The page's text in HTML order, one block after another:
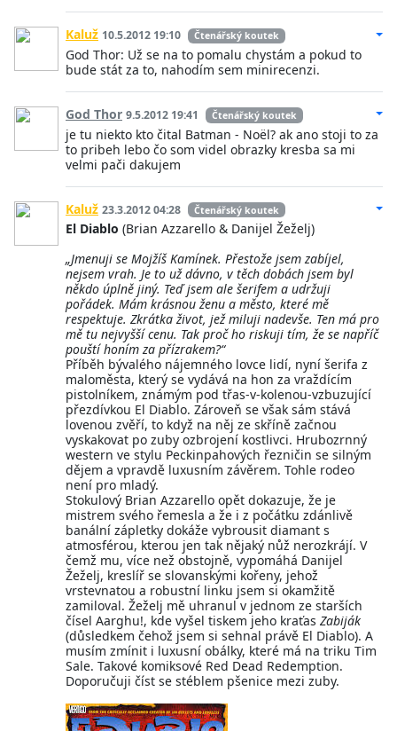
Kaluž 10.5.2012 19:10 Čtenářský koutek
God Thor: Už se na to pomalu chystám a pokud to
bude stát za to, nahodím sem minirecenzi.
God Thor 9.5.2012 19:41 Čtenářský koutek
je tu niekto kto čital Batman - Noël? ak ano stoji to za
to pribeh lebo čo som videl obrazky kresba sa mi
velmi pači dakujem
Kaluž 23.3.2012 04:28 Čtenářský koutek
El Diablo (Brian Azzarello & Danijel Žeželj)
„Jmenuji se Mojžíš Kamínek. Přestože jsem zabíjel,
nejsem vrah. Je to už dávno, v těch dobách jsem byl
někdo úplně jiný. Teď jsem ale šerifem a udržuji
pořádek. Mám krásnou ženu a město, které mě
respektuje. Zkrátka život, jež miluji nadevše. Ten má pro
mě tu nejvyšší cenu. Tak proč ho riskuji tím, že se napříč
pouští honím za přízrakem?“
Příběh bývalého nájemného lovce lidí, nyní šerifa z
maloměsta, který se vydává na hon za vraždícím
pistolníkem, známým pod třas-v-kolenou-vzbuzující
přezdívkou El Diablo. Zároveň se však sám stává
lovenou zvěří, to když na něj ze skříně začnou
vyskakovat po zuby ozbrojení kostlivci. Hrubozrnný
western ve stylu Peckinpahových řezničin se silným
dějem a vpravdě luxusním závěrem. Tohle rodeo
není pro mladý.
Stokulový Brian Azzarello opět dokazuje, že je
mistrem svého řemesla a že i z počátku zdánlivě
banální zápletky dokáže vybrousit diamant s
atmosférou, kterou jen tak nějaký nůž nerozkrájí. V
čemž mu, více než obstojně, vypomáhá Danijel
Žeželj, kreslíř se slovanskými kořeny, jehož
vrstevnatou a robustní linku jsem si okamžitě
zamiloval. Žeželj mě uhranul v jednom ze starších
čísel Aarghu!, kde vyšel tiskem jeho kraťas Zabiják
(důsledkem čehož jsem si sehnal právě El Diablo). A
musím zmínit i luxusní obálky, které má na triku Tim
Sale. Takové komiksové Red Dead Redemption.
Doporučuji číst se stéblem pšenice mezi zuby.